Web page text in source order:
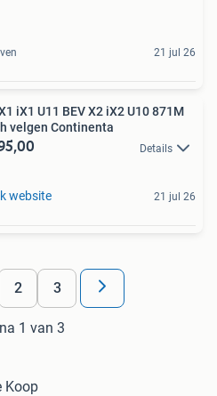
21 jul 26
iX1 U11 BEV X2 iX2 U10 871M
velgen Continenta
Details
website 21 jul 26
2 3
1 van 3
Koop